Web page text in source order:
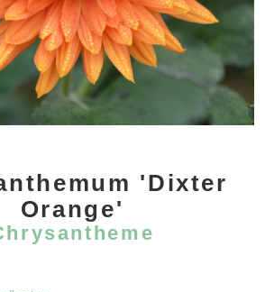
'Dixter
Orange'